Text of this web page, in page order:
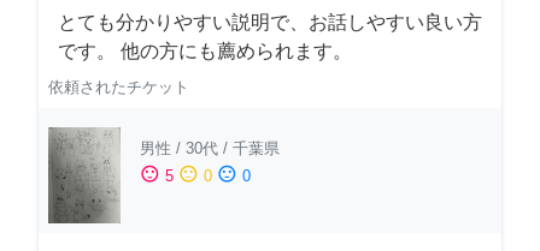
とても分かりやすい説明で、お話しやすい良い方
です。 他の方にも薦められます。
依頼されたチケット
男性 / 30代 / 千葉県
sentiment_satisfied 5 sentiment_neutral 0 sentiment_dissatisfied 0